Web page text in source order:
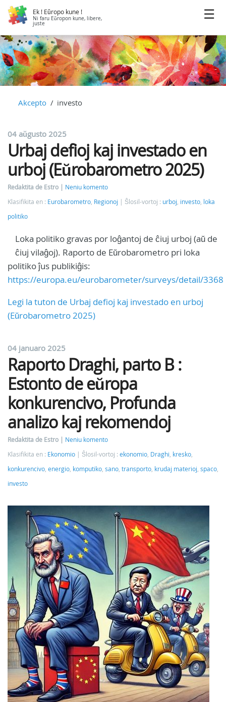
Ek ! Eŭropo kune !
Ni faru Eŭropon kune, libere,
juste
Akcepto investo
04 aŭgusto 2025
Urbaj defioj kaj investado en
urboj (Eŭrobarometro 2025)
Redaktita de Estro
Neniu komento
Klasifikita en : Eurobarometro Regionoj Ŝlosil-vortoj : urboj investo loka
politiko
Loka politiko gravas por loĝantoj de ĉiuj urboj (aŭ de
ĉiuj vilaĝoj). Raporto de Eŭrobarometro pri loka
politiko ĵus publikiĝis:
https://europa.eu/eurobarometer/surveys/detail/3368
Legi la tuton de Urbaj defioj kaj investado en urboj
(Eŭrobarometro 2025)
04 januaro 2025
Raporto Draghi, parto B :
Estonto de eŭropa
konkurencivo, Profunda
analizo kaj rekomendoj
Redaktita de Estro
Neniu komento
Klasifikita en : Ekonomio Ŝlosil-vortoj : ekonomio Draghi kresko
konkurencivo energio komputiko sano transporto krudaj materioj spaco
investo